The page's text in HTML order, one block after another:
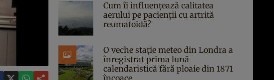
Cum îi influențează calitatea
aerului pe pacienții cu artrită
reumatoidă?
O veche stație meteo din Londra a
înregistrat prima lună
calendaristică fără ploaie din 1871
încoace